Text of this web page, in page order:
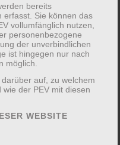
& Günay Köse
Teilnahme
bereits
erfasst. Sie können das
vollumfänglich nutzen,
personenbezogene
der unverbindlichen
ist hingegen nur nach
möglich.
auf, zu welchem
der PEV mit diesen
WEBSITE